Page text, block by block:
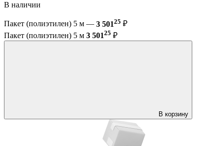
В наличии
Пакет (полиэтилен) 5 м — 3 50125 ₽
Пакет (полиэтилен) 5 м 3 50125 ₽
В корзину